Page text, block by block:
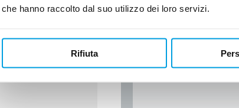
che hanno raccolto dal suo utilizzo dei loro servizi.
Rifiuta